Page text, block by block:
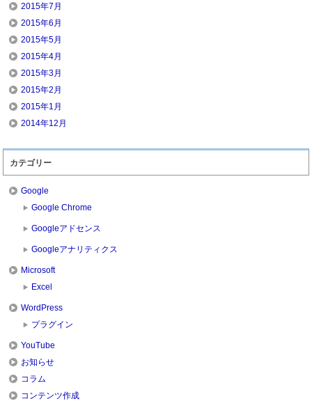
2015年7月
2015年6月
2015年5月
2015年4月
2015年3月
2015年2月
2015年1月
2014年12月
カテゴリー
Google
Google Chrome
Googleアドセンス
Googleアナリティクス
Microsoft
Excel
WordPress
プラグイン
YouTube
お知らせ
コラム
コンテンツ作成